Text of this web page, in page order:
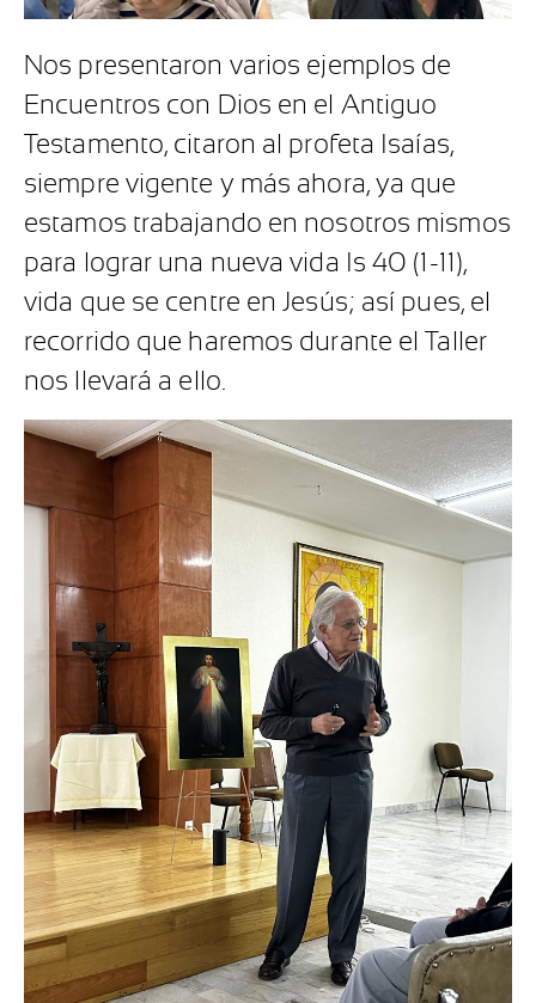
Nos presentaron varios ejemplos de
Encuentros con Dios en el Antiguo
Testamento, citaron al profeta Isaías,
siempre vigente y más ahora, ya que
estamos trabajando en nosotros mismos
para lograr una nueva vida Is 40 (1-11),
vida que se centre en Jesús; así pues, el
recorrido que haremos durante el Taller
nos llevará a ello.